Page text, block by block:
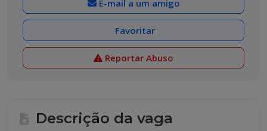
E-mail a um amigo
Favoritar
Reportar Abuso
Descrição da vaga